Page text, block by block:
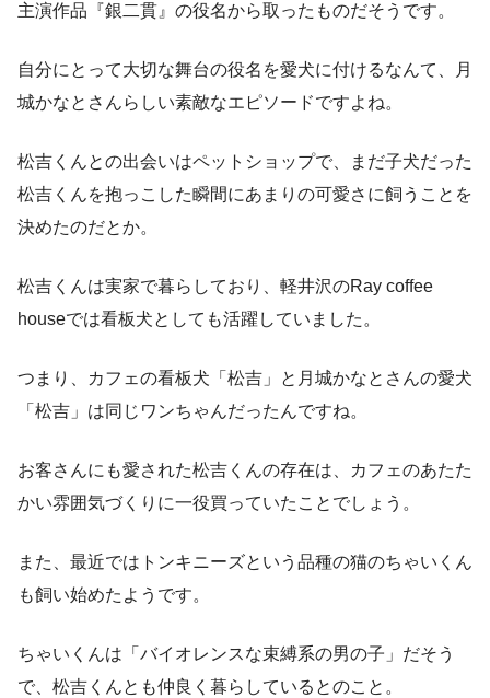
主演作品『銀二貫』の役名から取ったものだそうです。
自分にとって大切な舞台の役名を愛犬に付けるなんて、月
城かなとさんらしい素敵なエピソードですよね。
松吉くんとの出会いはペットショップで、まだ子犬だった
松吉くんを抱っこした瞬間にあまりの可愛さに飼うことを
決めたのだとか。
松吉くんは実家で暮らしており、軽井沢のRay coffee
houseでは看板犬としても活躍していました。
つまり、カフェの看板犬「松吉」と月城かなとさんの愛犬
「松吉」は同じワンちゃんだったんですね。
お客さんにも愛された松吉くんの存在は、カフェのあたた
かい雰囲気づくりに一役買っていたことでしょう。
また、最近ではトンキニーズという品種の猫のちゃいくん
も飼い始めたようです。
ちゃいくんは「バイオレンスな束縛系の男の子」だそう
で、松吉くんとも仲良く暮らしているとのこと。